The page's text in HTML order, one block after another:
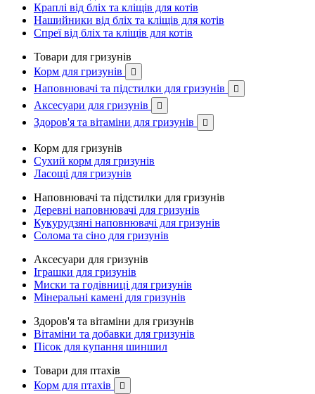
Краплі від бліх та кліщів для котів
Нашийники від бліх та кліщів для котів
Спреї від бліх та кліщів для котів
Товари для гризунів
Корм для гризунів

Наповнювачі та підстилки для гризунів 
Аксесуари для гризунів 
Здоров'я та вітаміни для гризунів 
Корм для гризунів
Сухий корм для гризунів
Ласощі для гризунів
Наповнювачі та підстилки для гризунів
Деревні наповнювачі для гризунів
Кукурудзяні наповнювачі для гризунів
Солома та сіно для гризунів
Аксесуари для гризунів
Іграшки для гризунів
Миски та годівниці для гризунів
Мінеральні камені для гризунів
Здоров'я та вітаміни для гризунів
Вітаміни та добавки для гризунів
Пісок для купання шиншил
Товари для птахів
Корм для птахів
